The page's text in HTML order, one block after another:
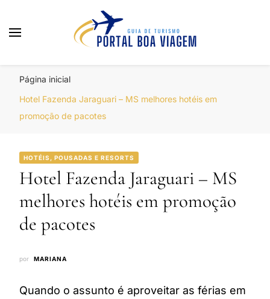
Página inicial
Hotel Fazenda Jaraguari – MS melhores hotéis em
promoção de pacotes
HOTÉIS, POUSADAS E RESORTS
Hotel Fazenda Jaraguari – MS
melhores hotéis em promoção
de pacotes
por MARIANA
Quando o assunto é aproveitar as férias em